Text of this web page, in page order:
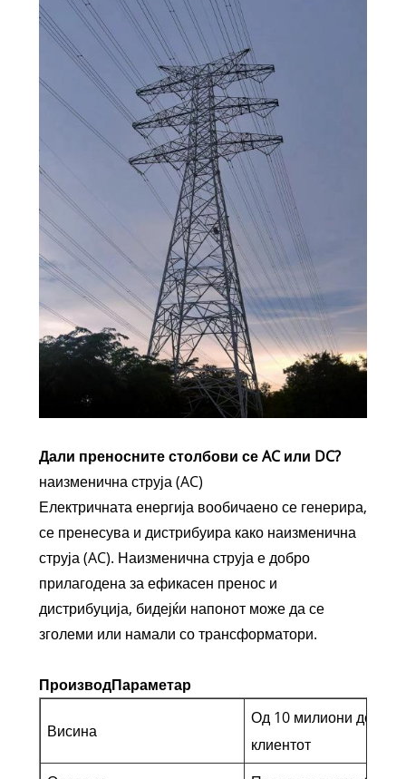
Дали преносните столбови се AC или DC?
наизменична струја (AC)
Електричната енергија вообичаено се генерира,
се пренесува и дистрибуира како наизменична
струја (AC). Наизменична струја е добро
прилагодена за ефикасен пренос и
дистрибуција, бидејќи напонот може да се
зголеми или намали со трансформатори.
ПроизводПараметар
Висина
Од 10 милиони до 100
клиентот